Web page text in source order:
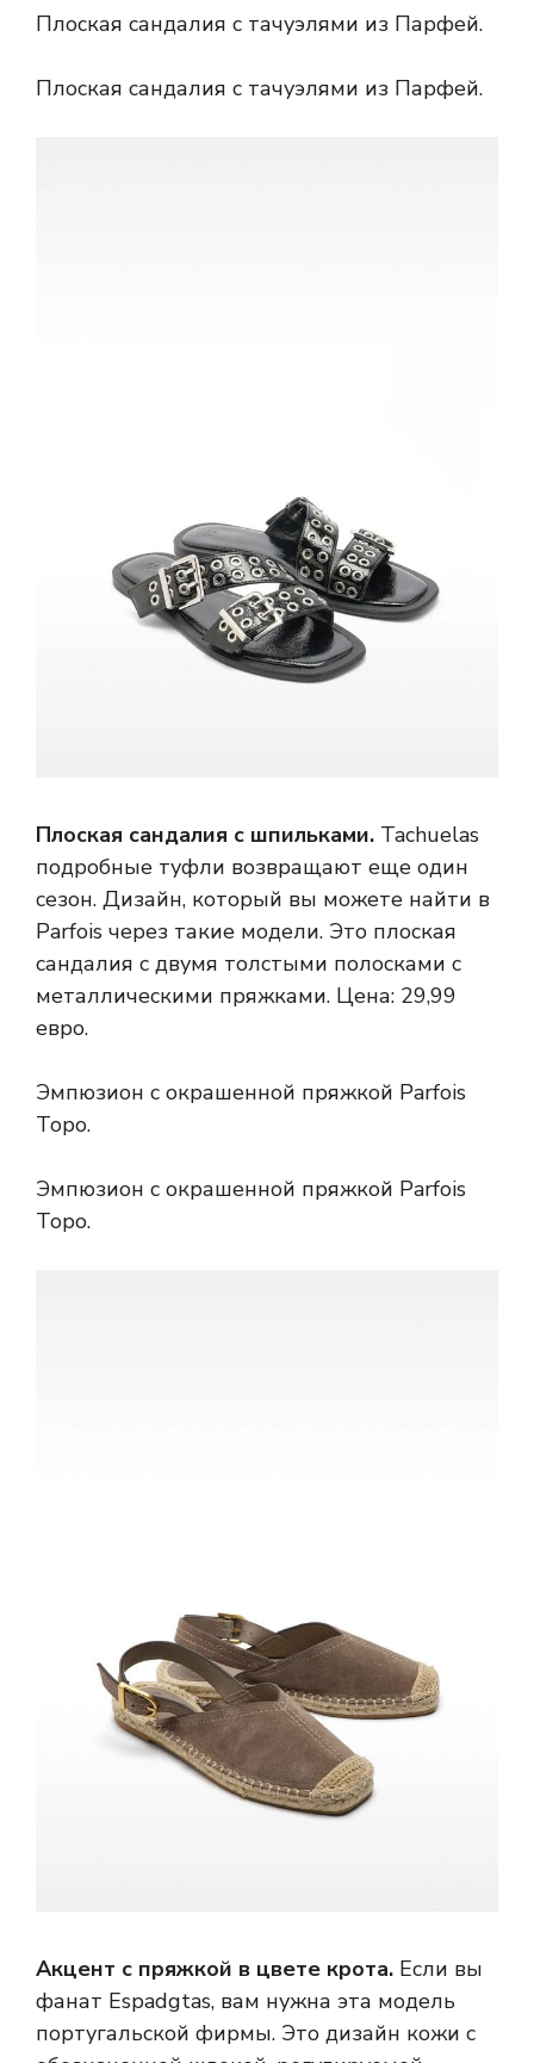
Плоская сандалия с тачуэлями из Парфей.
Плоская сандалия с тачуэлями из Парфей.
Плоская сандалия с шпильками. Tachuelas
подробные туфли возвращают еще один
сезон. Дизайн, который вы можете найти в
Parfois через такие модели. Это плоская
сандалия с двумя толстыми полосками с
металлическими пряжками. Цена: 29,99
евро.
Эмпюзион с окрашенной пряжкой Parfois
Topo.
Эмпюзион с окрашенной пряжкой Parfois
Topo.
Акцент с пряжкой в ​​цвете крота. Если вы
фанат Espadgtas, вам нужна эта модель
португальской фирмы. Это дизайн кожи с